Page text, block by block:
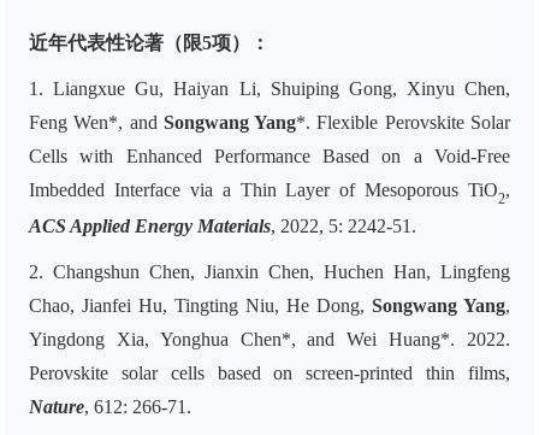
近年代表性论著（限5项）：
1. Liangxue Gu, Haiyan Li, Shuiping Gong, Xinyu Chen,
Feng Wen*, and Songwang Yang*. Flexible Perovskite Solar
Cells with Enhanced Performance Based on a Void-Free
Imbedded Interface via a Thin Layer of Mesoporous TiO2,
ACS Applied Energy Materials, 2022, 5: 2242-51.
2. Changshun Chen, Jianxin Chen, Huchen Han, Lingfeng
Chao, Jianfei Hu, Tingting Niu, He Dong, Songwang Yang,
Yingdong Xia, Yonghua Chen*, and Wei Huang*. 2022.
Perovskite solar cells based on screen-printed thin films,
Nature, 612: 266-71.